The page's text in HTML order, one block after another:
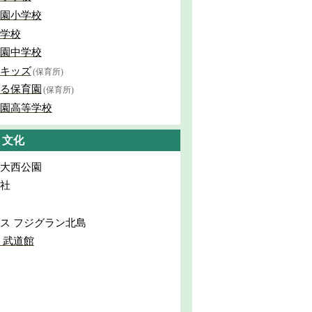
小学校
校
中学校
ッズ(保育所)
保育園 (保育所)
高等学校
化
西公園
フジグラン北島
武道館